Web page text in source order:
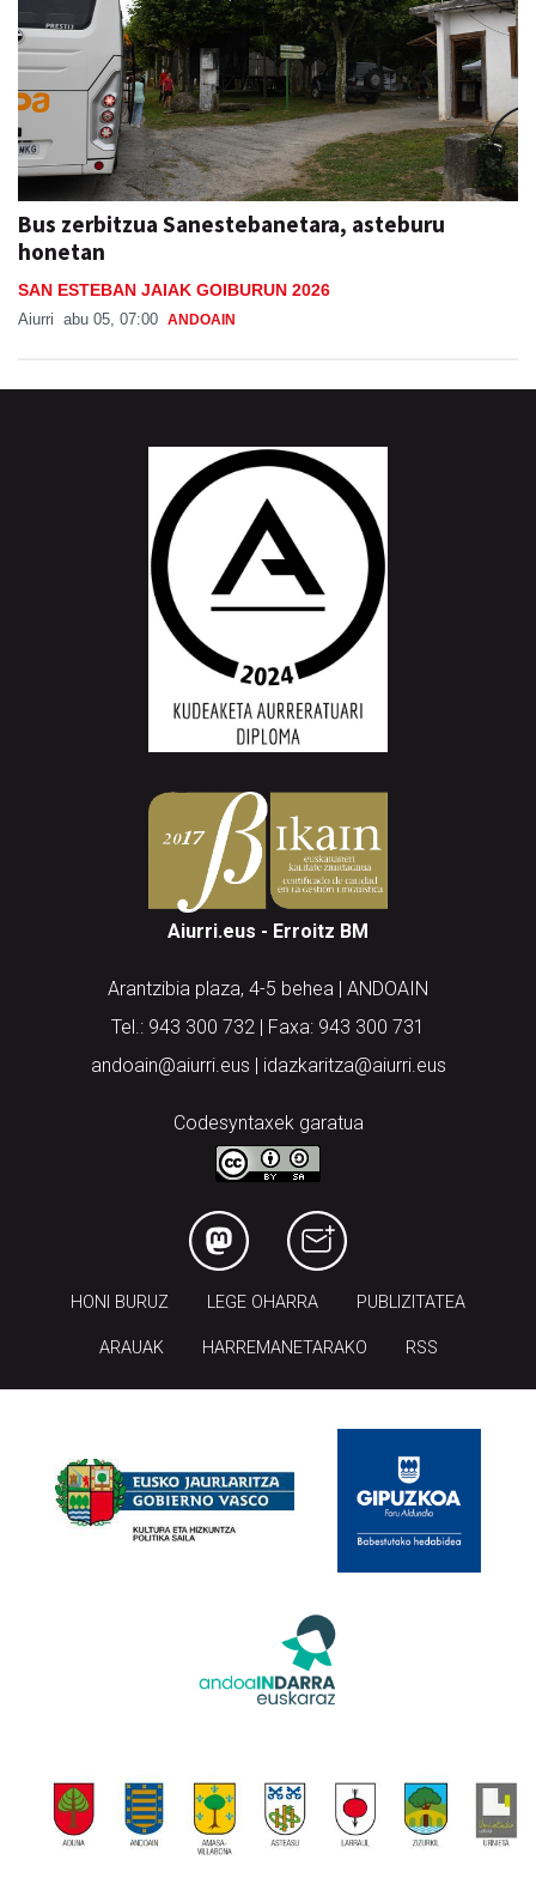
Bus zerbitzua Sanestebanetara, asteburu
honetan
SAN ESTEBAN JAIAK GOIBURUN 2026
Aiurri abu 05, 07:00 ANDOAIN
Aiurri.eus - Erroitz BM
Arantzibia plaza, 4-5 behea | ANDOAIN
Tel.: 943 300 732 | Faxa: 943 300 731
andoain@aiurri.eus | idazkaritza@aiurri.eus
Codesyntaxek garatua
HONI BURUZ LEGE OHARRA PUBLIZITATEA
ARAUAK HARREMANETARAKO RSS